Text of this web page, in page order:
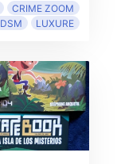
CRIME ZOOM
LUXURE